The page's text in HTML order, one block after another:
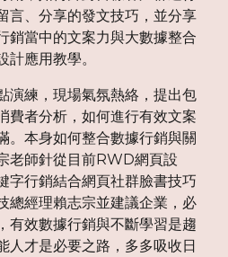
言、分享的發文技巧，並分享
銷當中的文案力與大數據整合
計應用教學。
演練，現場氣氛熱絡，提出包
費者分析，如何進行有效文案
。本身如何整合數據行銷與關
老師針從目前RWD網頁設
字行銷結合網頁社群臉書技巧
總經理賴志宗並建議企業，必
有效數據行銷與不斷學習是趨
人才是必要之路，多多吸收日